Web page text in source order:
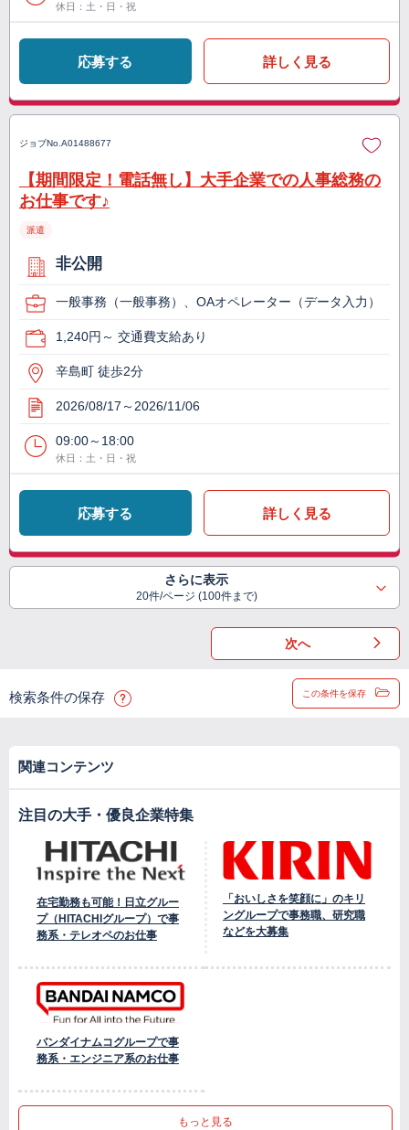
休日：土・日・祝
応募する 詳しく見る
ジョブNo. A01488677
【期間限定！電話無し】大手企業での人事総務の
お仕事です♪
派遣
非公開
一般事務（一般事務）、OAオペレーター（データ入力）
1,240円～ 交通費支給あり
辛島町 徒歩2分
2026/08/17～2026/11/06
09:00～18:00
休日：土・日・祝
応募する 詳しく見る
さらに表示
20件/ページ (100件まで)
次へ
検索条件の保存 この条件を保存
関連コンテンツ
注目の大手・優良企業特集
在宅勤務も可能！日立グルー
プ（HITACHIグループ）で事
務系・テレオペのお仕事
「おいしさを笑顔に」のキリ
ングループで事務職、研究職
などを大募集
バンダイナムコグループで事
務系・エンジニア系のお仕事
もっと見る